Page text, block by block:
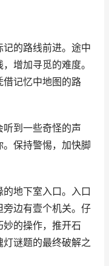
的路线前进。途中
增加寻觅的难度。
借记忆中地图的路
到一些奇怪的声
保持警惕，加快脚
地下室入口。入口
边有壹个机关。仔
的操作，推开石
谜题的最终破解之